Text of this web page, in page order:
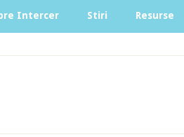
Intercer Stiri Resurse